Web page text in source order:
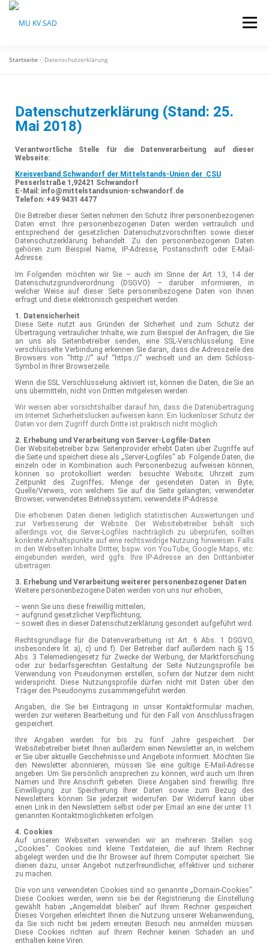
Menü
VERANSTALTUNGEN SPONSOREN
NEWSLETTER
Startseite »Datenschutzerklärung
Datenschutzerklärung (Stand: 25.
Mai 2018)
Verantwortliche Stelle für die Datenverarbeitung auf dieser
Webseite:
Kreisverband Schwandorf der Mittelstands-Union der CSU
Pesserlstraße 1,92421 Schwandorf
E-Mail: info@mittelstandsunion-schwandorf.de
Telefon: +49 9431 4477
Die Betreiber dieser Seiten nehmen den Schutz Ihrer personenbezogenen
Daten ernst. Ihre personenbezogenen Daten werden vertraulich und
entsprechend der gesetzlichen Datenschutzvorschriften sowie dieser
Datenschutzerklärung behandelt. Zu den personenbezogenen Daten
gehören zum Beispiel Name, IP-Adresse, Postanschrift oder E-Mail-
Adresse.
Im Folgenden möchten wir Sie – auch im Sinne der Art. 13, 14 der
Datenschutzgrundverordnung (DSGVO) – darüber informieren, in
welcher Weise auf dieser Seite personenbezogene Daten von Ihnen
erfragt und diese elektronisch gespeichert werden.
1. Datensicherheit
Diese Seite nutzt aus Gründen der Sicherheit und zum Schutz der
Übertragung vertraulicher Inhalte, wie zum Beispiel der Anfragen, die Sie
an uns als Seitenbetreiber senden, eine SSL-Verschlüsselung. Eine
verschlüsselte Verbindung erkennen Sie daran, dass die Adresszeile des
Browsers von “http://” auf “https://” wechselt und an dem Schloss-
Symbol in Ihrer Browserzeile.
Wenn die SSL Verschlüsselung aktiviert ist, können die Daten, die Sie an
uns übermitteln, nicht von Dritten mitgelesen werden.
Wir weisen aber vorsichtshalber darauf hin, dass die Datenübertragung
im Internet Sicherheitslücken aufweisen kann. Ein lückenloser Schutz der
Daten vor dem Zugriff durch Dritte ist praktisch nicht möglich.
2. Erhebung und Verarbeitung von Server-Logfile-Daten
Der Websitebetreiber bzw. Seitenprovider erhebt Daten über Zugriffe auf
die Seite und speichert diese als „Server-Logfiles“ ab. Folgende Daten, die
einzeln oder in Kombination auch Personenbezug aufweisen können,
können so protokolliert werden: besuchte Website; Uhrzeit zum
Zeitpunkt des Zugriffes; Menge der gesendeten Daten in Byte;
Quelle/Verweis, von welchem Sie auf die Seite gelangten; verwendeter
Browser; verwendetes Betriebssystem; verwendete IP-Adresse.
Die erhobenen Daten dienen lediglich statistischen Auswertungen und
zur Verbesserung der Website. Der Websitebetreiber behält sich
allerdings vor, die Server-Logfiles nachträglich zu überprüfen, sollten
konkrete Anhaltspunkte auf eine rechtswidrige Nutzung hinweisen. Falls
in den Webseiten Inhalte Dritter, bspw. von YouTube, Google Maps, etc.
eingebunden werden, wird ggfs. Ihre IP-Adresse an den Drittanbieter
übertragen.
3. Erhebung und Verarbeitung weiterer personenbezogener Daten
Weitere personenbezogene Daten werden von uns nur erhoben,
– wenn Sie uns diese freiwillig mitteilen;
– aufgrund gesetzlicher Verpflichtung;
– soweit dies in dieser Datenschutzerklärung gesondert aufgeführt wird.
Rechtsgrundlage für die Datenverarbeitung ist Art. 6 Abs. 1 DSGVO,
insbesondere lit. a), c) und f). Der Betreiber darf außerdem nach § 15
Abs. 3 Telemediengesetz für Zwecke der Werbung, der Marktforschung
oder zur bedarfsgerechten Gestaltung der Seite Nutzungsprofile bei
Verwendung von Pseudonymen erstellen, sofern der Nutzer dem nicht
widerspricht. Diese Nutzungsprofile dürfen nicht mit Daten über den
Träger des Pseudonyms zusammengeführt werden.
Angaben, die Sie bei Eintragung in unser Kontaktformular machen,
werden zur weiteren Bearbeitung und für den Fall von Anschlussfragen
gespeichert.
Ihre Angaben werden für bis zu fünf Jahre gespeichert. Der
Websitebetreiber bietet Ihnen außerdem einen Newsletter an, in welchem
er Sie über aktuelle Geschehnisse und Angebote informiert. Möchten Sie
den Newsletter abonnieren, müssen Sie eine gültige E-Mail-Adresse
angeben. Um Sie persönlich ansprechen zu können, wird auch um Ihren
Namen und Ihre Anschrift gebeten. Diese Angaben sind freiwillig. Ihre
Einwilligung zur Speicherung Ihrer Daten sowie zum Bezug des
Newsletters können Sie jederzeit widerrufen. Der Widerruf kann über
einen Link in den Newslettern selbst oder per Email an eine der unter 11.
genannten Kontaktmöglichkeiten erfolgen.
4. Cookies
Auf unseren Webseiten verwenden wir an mehreren Stellen sog.
„Cookies“. Cookies sind kleine Textdateien, die auf Ihrem Rechner
abgelegt werden und die Ihr Browser auf Ihrem Computer speichert. Sie
dienen dazu, unser Angebot nutzerfreundlicher, effektiver und sicherer
zu machen.
Die von uns verwendeten Cookies sind so genannte „Domain-Cookies“.
Diese Cookies werden, wenn sie bei der Registrierung die Einstellung
gewählt haben „Angemeldet bleiben“ auf Ihrem Rechner gespeichert.
Dieses Vorgehen erleichtert Ihnen die Nutzung unserer Webanwendung,
da Sie sich nicht bei jedem erneuten Besuch neu anmelden müssen.
Diese Cookies richten auf Ihrem Rechner keinen Schaden an und
enthalten keine Viren.